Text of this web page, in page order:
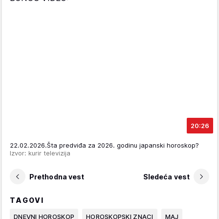
20:26
22.02.2026.Šta predviđa za 2026. godinu japanski horoskop?
Izvor: kurir televizija
Prethodna vest Sledeća vest
TAGOVI
DNEVNI HOROSKOP HOROSKOPSKI ZNACI MAJ